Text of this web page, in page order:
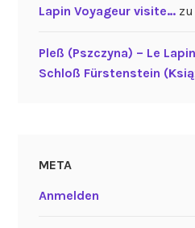
Lapin Voyageur visite…zu
Pleß (Pszczyna) – Le
Schloß Fürstenstein
META
Anmelden